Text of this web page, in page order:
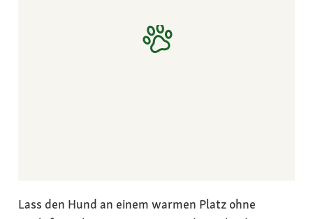
Lass den Hund an einem warmen Platz ohne